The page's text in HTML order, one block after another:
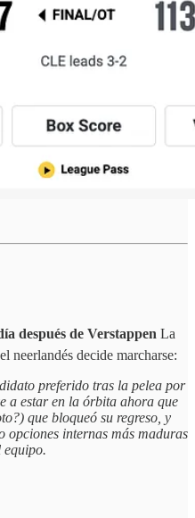
después de Verstappen La
neerlandés decide marcharse:
preferido tras la pelea por
a estar en la órbita ahora que
que bloqueó su regreso, y
opciones internas más maduras
equipo.